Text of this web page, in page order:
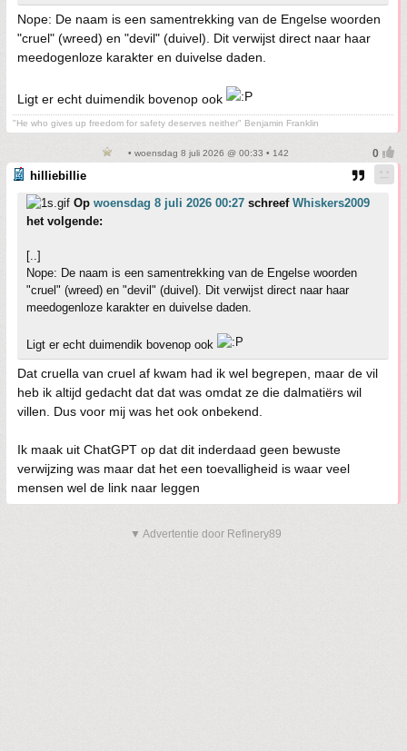
Nope: De naam is een samentrekking van de Engelse woorden
"cruel" (wreed) en "devil" (duivel). Dit verwijst direct naar haar
meedogenloze karakter en duivelse daden.
Ligt er echt duimendik bovenop ook
"He who gives up freedom for safety deserves neither" Benjamin Franklin
• woensdag 8 juli 2026 @ 00:33 • 142
hilliebillie
Op woensdag 8 juli 2026 00:27 schreef Whiskers2009
het volgende:
[..]
Nope: De naam is een samentrekking van de Engelse woorden
"cruel" (wreed) en "devil" (duivel). Dit verwijst direct naar haar
meedogenloze karakter en duivelse daden.
Ligt er echt duimendik bovenop ook
Dat cruella van cruel af kwam had ik wel begrepen, maar de vil
heb ik altijd gedacht dat dat was omdat ze die dalmatiërs wil
villen. Dus voor mij was het ook onbekend.
Ik maak uit ChatGPT op dat dit inderdaad geen bewuste
verwijzing was maar dat het een toevalligheid is waar veel
mensen wel de link naar leggen
▼ Advertentie door Refinery89